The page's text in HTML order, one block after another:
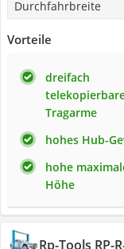
Durchfahrbreite
Vorteile
dreifach
Tragarme
hohes Hub-
hohe
Höhe
Rp-Tools ‎RP-